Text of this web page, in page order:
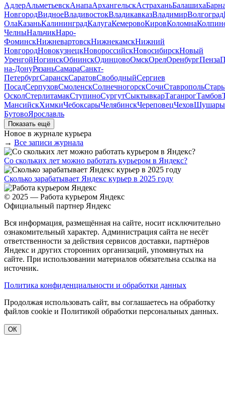
АдлерАльметьевскАнапаАрхангельскАстраханьБалашиха
НовгородВидноеВладивостокВладикавказВладимирВолгоград
ОлаКазаньКалининградКалугаКемеровоКировКоломна
ЧелныНальчикНаро-
ФоминскНижневартовскНижнекамскНижний
НовгородНовокузнецкНовороссийскНовосибирскНовый
УренгойНогинскОбнинскОдинцовоОмскОрелОренбургПенза
на-ДонуРязаньСамараСанкт-
ПетербургСаранскСаратовСвободныйСергиев
ПосадСерпуховСмоленскСолнечногорскСочиСтаврополь
ОсколСтерлитамакСтупиноСургутСыктывкарТаганрогТамбов
МансийскХимкиЧебоксарыЧелябинскЧереповецЧеховШушары
БутовоЯрославль
Показать ещё
Новое в журнале курьера
→ Все записи журнала
Со скольких лет можно работать курьером в Яндекс?
Сколько зарабатывает Яндекс курьер в 2025 году
© 2025 — Работа курьером Яндекс
Официальный партнер Яндекс
Вся информация, размещённая на сайте, носит исключительно
ознакомительный характер. Администрация сайта не несёт
ответственности за действия сервисов доставки, партнёров
Яндекс и других сторонних организаций, упомянутых на
сайте. При использовании материалов обязательна ссылка на
источник.
Политика конфиденциальности и обработки данных
Продолжая использовать сайт, вы соглашаетесь на обработку
файлов cookie и Политикой обработки персональных данных.
ОК